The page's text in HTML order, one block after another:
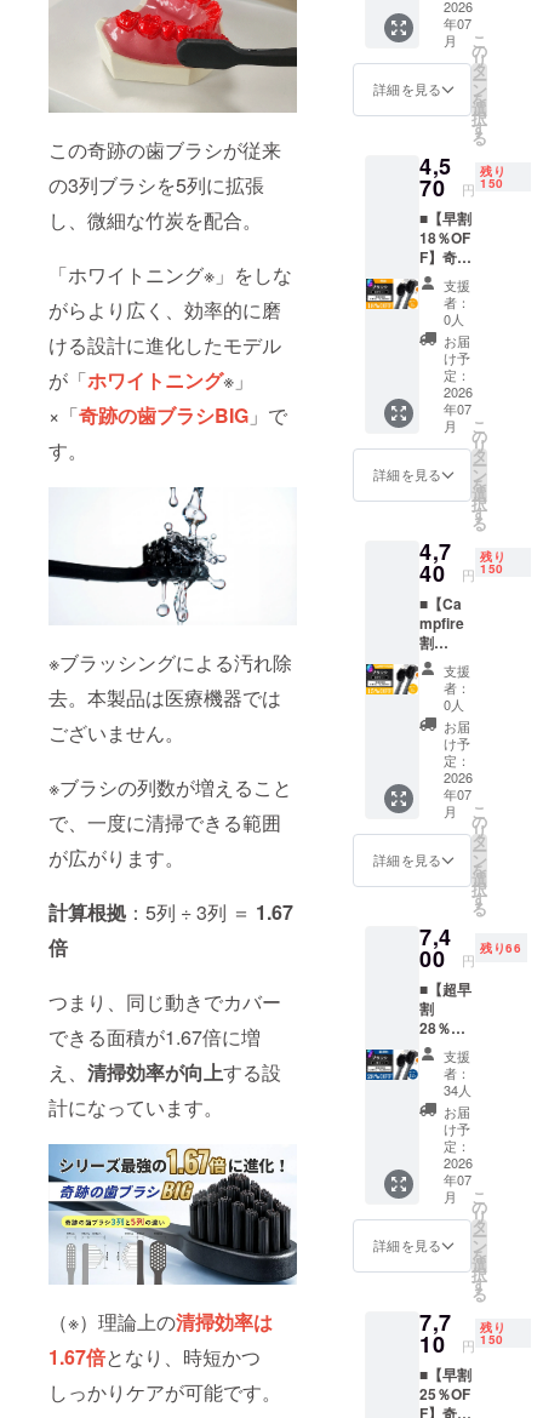
この奇跡の歯ブラシが従来
の3列ブラシを5列に拡張
し、微細な竹炭を配合。
「ホワイトニング※」をしな
がらより広く、効率的に磨
ける設計に進化したモデル
が「ホワイトニング※」
×「奇跡の歯ブラシBIG 」で
す。
※ブラッシングによる汚れ除
去。本製品は医療機器では
ございません。
※ブラシの列数が増えること
で、一度に清掃できる範囲
が広がります。
計算根拠 ：5列 ÷ 3列 ＝ 1.67
倍
つまり、同じ動きでカバー
できる面積が1.67倍に増
え、 清掃効率が向上する設
計になっています。
（※）理論上の清掃効率は
1.67倍となり、時短かつ
しっかりケアが可能です。
F］ ※皆
様のご
支援に
より、
量産効
正規販
売価格
が販売
予定価
格より
下がる
可能性
もござ
いま
す。
りの定
価 930
円 ［一
般販売
予定価
格 6本
セット
の
21%OF
F］ ※皆
様のご
支援に
より、
量産効
率が向
上した
場合、
正規販
売価格
が販売
予定価
格より
下がる
可能性
2026
年07
月
詳細を見る
こ
の
リ
タ
ー
ン
を
選
択
す
る
4,5
70 円
残り
150
■【早割
18％OF
F】奇跡
の歯ブ
ラシ
BIG（6
本） 1
本あた
りの定
価 930
円 ［一
般販売
予定価
格 6本
セット
5,580円
18%OF
F］ ※皆
様のご
支援に
より、
量産効
率が向
上した
場合、
正規販
売価格
が販売
予定価
格より
下がる
可能性
もござ
支援
者：
0人
お届
け予
定：
2026
年07
月
詳細を見る
こ
の
リ
タ
ー
ン
を
選
択
す
る
4,7
40 円
残り
150
■【Ca
mpfire
割
15％OF
F】奇跡
の歯ブ
ラシ
BIG（6
本） 1
本あた
りの定
価 930
円 ［一
般販売
予定価
格 6本
5,580円
の
15%OF
F］ ※皆
様のご
支援に
より、
量産効
率が向
上した
場合、
正規販
売価格
が販売
予定価
格より
下がる
す。
支援
者：
0人
お届
け予
定：
2026
年07
月
詳細を見る
こ
の
リ
タ
ー
ン
を
選
択
す
る
7,4
00 円
残り66
■【超早
割
28％OF
F】奇跡
の歯ブ
ラシ
BIG（1
2本） 1
本あた
りの定
価 857
円 ［一
般販売
予定価
格 12本
セット
円の
28%OF
F］ ※皆
様のご
支援に
支援
者：
34人
お届
け予
定：
2026
年07
月
詳細を見る
こ
の
リ
タ
ー
ン
を
選
択
す
る
7,7
10 円
残り
150
■【早割
25％OF
F】奇跡